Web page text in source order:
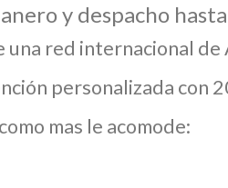
y despacho
una red internacional
personalizada con
mas le acomode: